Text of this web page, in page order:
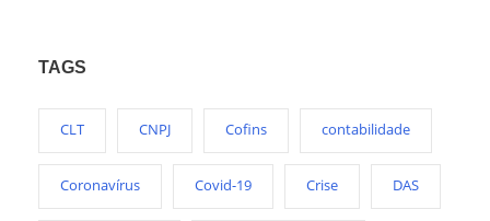
TAGS
CLT CNPJ Cofins contabilidade
Coronavírus Covid-19 Crise DAS